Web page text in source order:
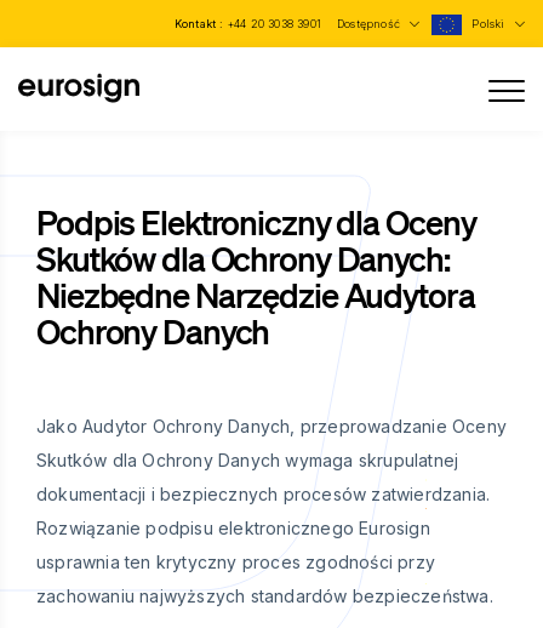
Kontakt : +44 20 3038 3901 Dostępność Polski
Podpis Elektroniczny dla Oceny
Skutków dla Ochrony Danych:
Niezbędne Narzędzie Audytora
Ochrony Danych
Jako Audytor Ochrony Danych, przeprowadzanie Oceny
Skutków dla Ochrony Danych wymaga skrupulatnej
dokumentacji i bezpiecznych procesów zatwierdzania.
Rozwiązanie podpisu elektronicznego Eurosign
usprawnia ten krytyczny proces zgodności przy
zachowaniu najwyższych standardów bezpieczeństwa.